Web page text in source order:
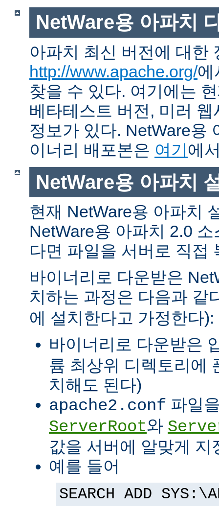
NetWare용 아파치
아파치 최신 버전에 대한
http://www.apache.org/에
찾을 수 있다. 여기에는
베타테스트 버전, 미러
정보가 있다. NetWare용
이너리 배포본은 여기에
NetWare용 아파치
현재 NetWare용 아파치
NetWare용 아파치 2.0
다면 파일을 서버로 직접
바이너리로 다운받은
치하는 과정은 다음과 같
에 설치한다고 가정한다):
바이너리로 다운받은
륨 최상위 디렉토리에
치해도 된다)
apache2.conf 파일
ServerRoot와
값을 서버에 알맞게 지
예를 들어
SEARCH ADD